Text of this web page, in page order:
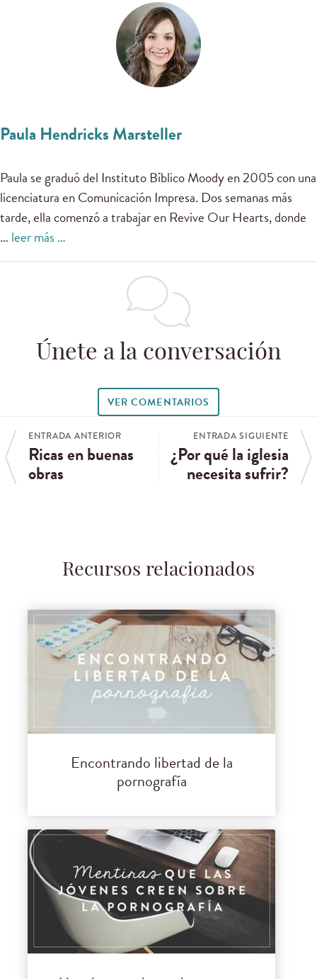
Paula Hendricks Marsteller
Paula se graduó del Instituto Bíblico Moodyen 2005con una
licenciatura enComunicación Impresa. Dos semanas más
tarde, ellacomenzó a trabajar en Revive Our Hearts,donde
… leer más …
Únete a la conversación
VER COMENTARIOS
ENTRADA ANTERIOR
Ricas en buenas
obras
ENTRADA SIGUIENTE
¿Por qué la iglesia
necesita sufrir?
Recursos relacionados
Encontrando libertad de la
pornografía